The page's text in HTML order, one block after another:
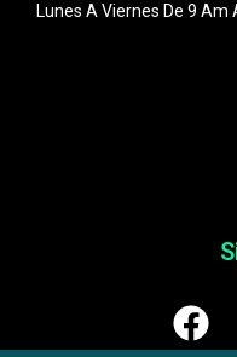
Lunes A Viernes De 9 Am